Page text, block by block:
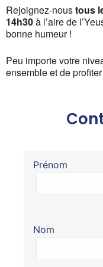
Rejoignez-noustous
14h30à l’aire de
bonne humeur !
Peu importe votre
ensemble et de
Prénom
Nom